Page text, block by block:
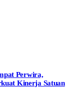
Perwira,
Kinerja Satuan